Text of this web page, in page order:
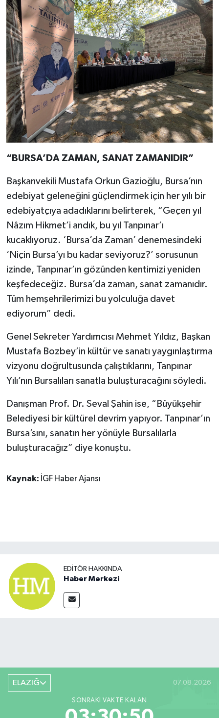
“BURSA’DA ZAMAN, SANAT ZAMANIDIR”
Başkanvekili Mustafa Orkun Gazioğlu, Bursa’nın
edebiyat geleneğini güçlendirmek için her yılı bir
edebiyatçıya adadıklarını belirterek, “Geçen yıl
Nâzım Hikmet’i andık, bu yıl Tanpınar’ı
kucaklıyoruz. ‘Bursa’da Zaman’ denemesindeki
‘Niçin Bursa’yı bu kadar seviyoruz?’ sorusunun
izinde, Tanpınar’ın gözünden kentimizi yeniden
keşfedeceğiz. Bursa’da zaman, sanat zamanıdır.
Tüm hemşehrilerimizi bu yolculuğa davet
ediyorum” dedi.
Genel Sekreter Yardımcısı Mehmet Yıldız, Başkan
Mustafa Bozbey’in kültür ve sanatı yaygınlaştırma
vizyonu doğrultusunda çalıştıklarını, Tanpınar
Yılı’nın Bursalıları sanatla buluşturacağını söyledi.
Danışman Prof. Dr. Seval Şahin ise, “Büyükşehir
Belediyesi bir kültürel devrim yapıyor. Tanpınar’ın
Bursa’sını, sanatın her yönüyle Bursalılarla
buluşturacağız” diye konuştu.
Kaynak: İGF Haber Ajansı
EDITÖR HAKKINDA
Haber Merkezi
ELAZIĞ 07.08.2026
SONRAKI VAKTE KALAN